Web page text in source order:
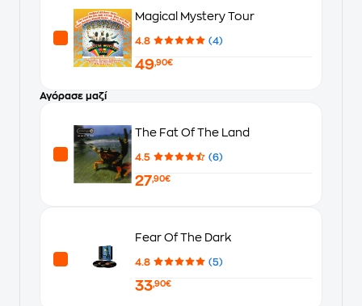
Magical Mystery Tour
4.8 (4)
49,90€
Αγόρασε μαζί
The Fat Of The Land
4.5 (6)
27,90€
Fear Of The Dark
4.8 (5)
33,90€